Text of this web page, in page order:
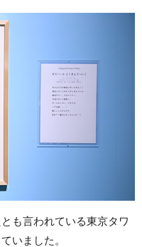
も言われている東京タワ
いました。